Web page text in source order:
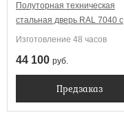
Полуторная техническая
стальная дверь RAL 7040 с
широкими стеклопакетами
Изготовление 48 часов
44 100 руб.
Предзаказ